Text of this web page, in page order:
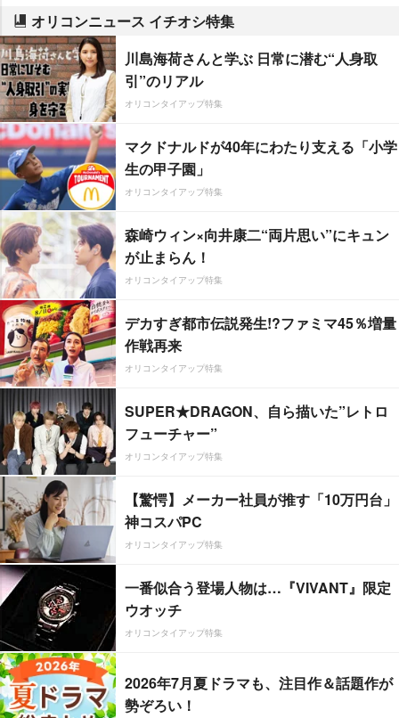
オリコンニュース イチオシ特集
川島海荷さんと学ぶ 日常に潜む“人身取
引”のリアル
オリコンタイアップ特集
マクドナルドが40年にわたり支える「小学
生の甲子園」
オリコンタイアップ特集
森崎ウィン×向井康二“両片思い”にキュン
が止まらん！
オリコンタイアップ特集
デカすぎ都市伝説発生!?ファミマ45％増量
作戦再来
オリコンタイアップ特集
SUPER★DRAGON、自ら描いた”レトロ
フューチャー”
オリコンタイアップ特集
【驚愕】メーカー社員が推す「10万円台」
神コスパPC
オリコンタイアップ特集
一番似合う登場人物は…『VIVANT』限定
ウオッチ
オリコンタイアップ特集
2026年7月夏ドラマも、注目作＆話題作が
勢ぞろい！